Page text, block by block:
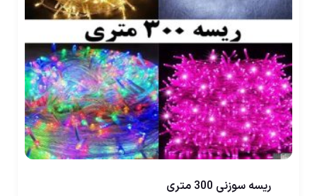
ریسه سوزنی 300 متری